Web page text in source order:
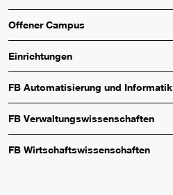
Offener Campus
Einrichtungen
FB Automatisierung und Informatik
FB Verwaltungswissenschaften
FB Wirtschaftswissenschaften